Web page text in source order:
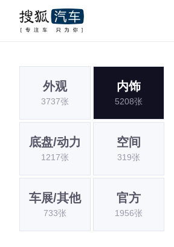
外观
3737张
内饰
5208张
底盘/动力
1217张
空间
319张
车展/其他
733张
官方
1956张